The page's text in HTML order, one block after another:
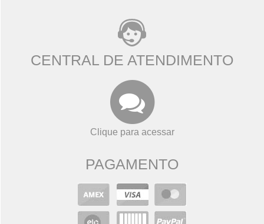
CENTRAL DE ATENDIMENTO
Clique para acessar
PAGAMENTO